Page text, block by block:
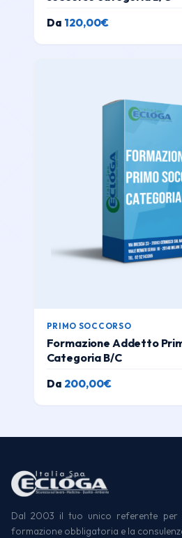
Da 120,00€
PRIMO SOCCORSO
Formazione Addetto
Categoria B/C
Da 200,00€
Dal 2003 il tuo unico referente per
formazione obbligatoria e la